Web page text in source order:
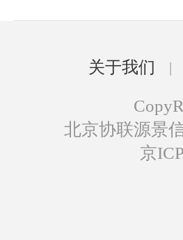
关于我们 |
北京协联源景
京